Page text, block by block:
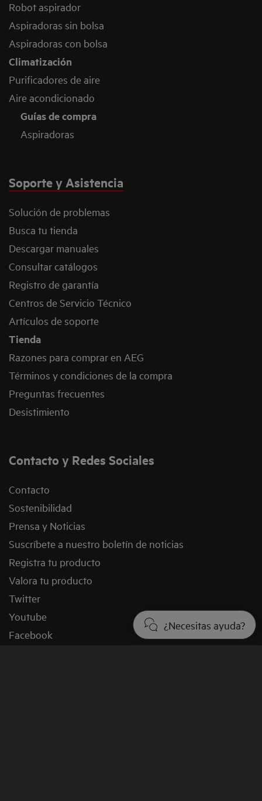
¿Necesitas ayuda?
Robot aspirador
Aspiradoras sin bolsa
Aspiradoras con bolsa
Climatización
Purificadores de aire
Aire acondicionado
Guías de compra
Aspiradoras
Soporte y Asistencia
Solución de problemas
Busca tu tienda
Descargar manuales
Consultar catálogos
Registro de garantía
Centros de Servicio Técnico
Artículos de soporte
Tienda
Razones para comprar en AEG
Términos y condiciones de la compra
Preguntas frecuentes
Desistimiento
Contacto y Redes Sociales
Contacto
Sostenibilidad
Prensa y Noticias
Suscríbete a nuestro boletín de noticias
Registra tu producto
Valora tu producto
Twitter
Youtube
Facebook